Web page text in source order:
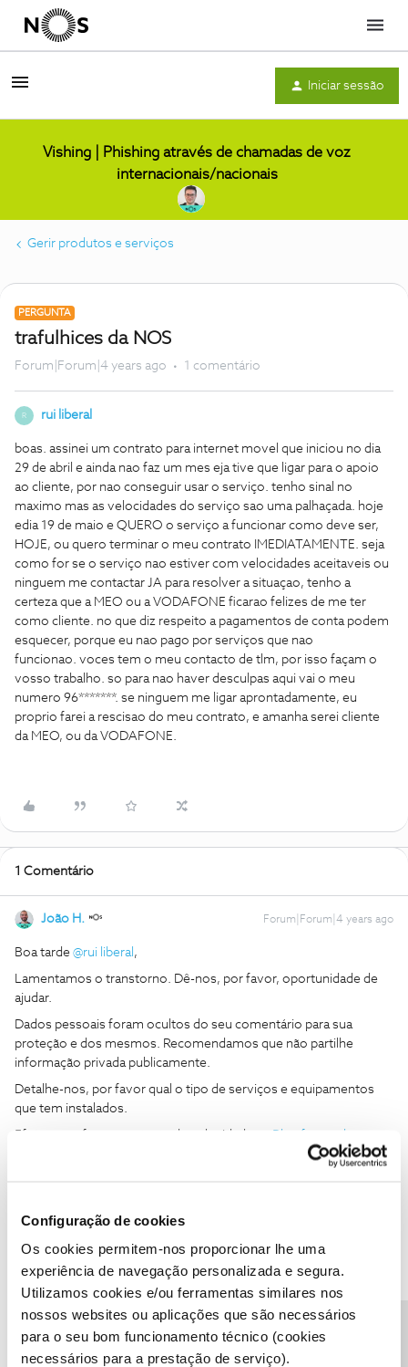
Configuração de cookies
Os cookies permitem-nos proporcionar lhe uma
experiência de navegação personalizada e segura.
Utilizamos cookies e/ou ferramentas similares nos
nossos websites ou aplicações que são necessários
para o seu bom funcionamento técnico (cookies
necessários para a prestação de serviço).
Menu
Iniciar sessão
Vishing | Phishing através de chamadas de voz
internacionais/nacionais
Gerir produtos e serviços
PERGUNTA
trafulhices da NOS
Forum|Forum|4 years ago 1 comentário
R rui liberal
boas. assinei um contrato para internet movel que iniciou no dia
29 de abril e ainda nao faz um mes eja tive que ligar para o apoio
ao cliente, por nao conseguir usar o serviço. tenho sinal no
maximo mas as velocidades do serviço sao uma palhaçada. hoje
edia 19 de maio e QUERO o serviço a funcionar como deve ser,
HOJE, ou quero terminar o meu contrato IMEDIATAMENTE. seja
como for se o serviço nao estiver com velocidades aceitaveis ou
ninguem me contactar JA para resolver a situaçao, tenho a
certeza que a MEO ou a VODAFONE ficarao felizes de me ter
como cliente. no que diz respeito a pagamentos de conta podem
esquecer, porque eu nao pago por serviços que nao
funcionao. voces tem o meu contacto de tlm, por isso façam o
vosso trabalho. so para nao haver desculpas aqui vai o meu
numero 96*******. se ninguem me ligar aprontadamente, eu
proprio farei a rescisao do meu contrato, e amanha serei cliente
da MEO, ou da VODAFONE.
1 Comentário
João H. Forum|Forum|4 years ago
Boa tarde @rui liberal ,
Lamentamos o transtorno. Dê-nos, por favor, oportunidade de
ajudar.
Dados pessoais foram ocultos do seu comentário para sua
proteção e dos mesmos. Recomendamos que não partilhe
informação privada publicamente.
Detalhe-nos, por favor qual o tipo de serviços e equipamentos
que tem instalados.
utilizando um computador ligado por cabo de rede
Obrigado
Ajude a comunidade a encontrar informação relevante. Marque
como "Melhor Resposta" e faça "Like" nos melhores comentários.
Siga os perfis da moderação, através da opção "Seguir", para estar
sempre a par das ultimas novidades.